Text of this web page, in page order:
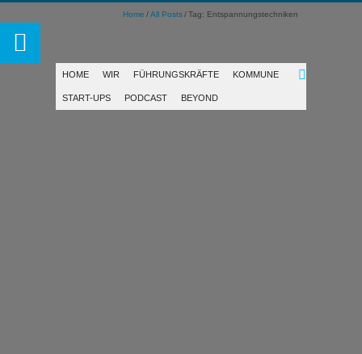
Home All Posts Tag: Entspannungstechniken
HOME WIR FÜHRUNGSKRÄFTE KOMMUNE
START-UPS PODCAST BEYOND